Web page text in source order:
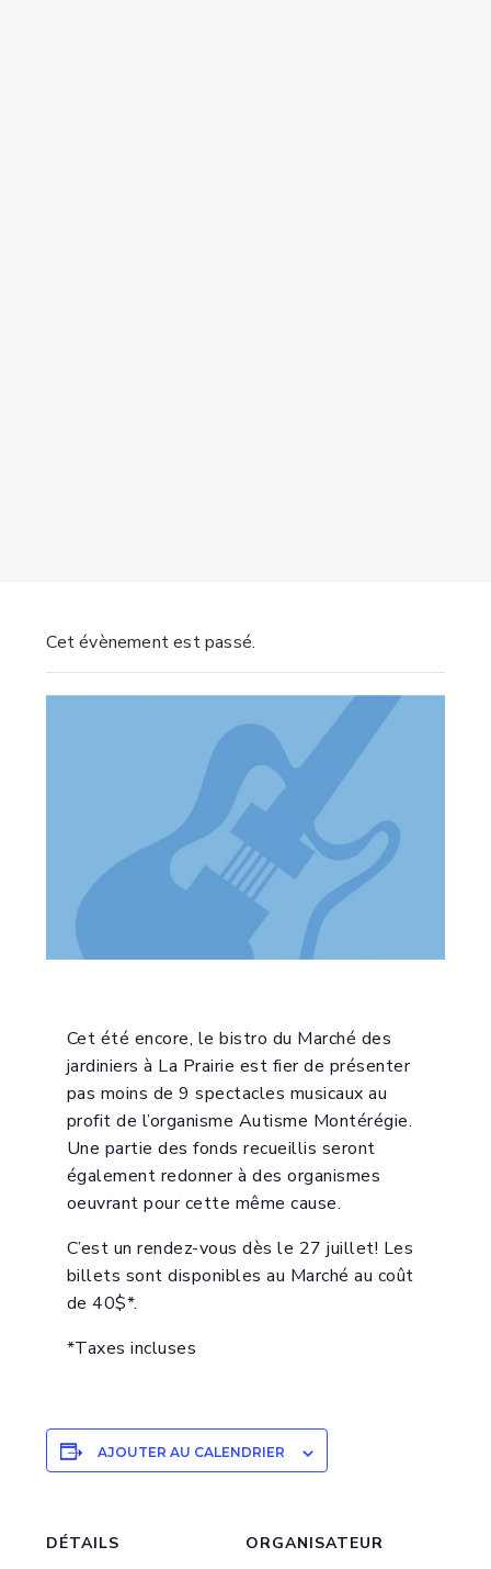
Cet évènement est passé.
Cet été encore, le bistro du Marché des
jardiniers à La Prairie est fier de présenter
pas moins de 9 spectacles musicaux au
profit de l’organisme Autisme Montérégie.
Une partie des fonds recueillis seront
également redonner à des organismes
oeuvrant pour cette même cause.
C’est un rendez-vous dès le 27 juillet! Les
billets sont disponibles au Marché au coût
de 40$*.
*Taxes incluses
AJOUTER AU CALENDRIER
DÉTAILS ORGANISATEUR